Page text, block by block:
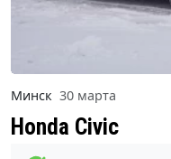
Минск 30 марта
Honda Civic